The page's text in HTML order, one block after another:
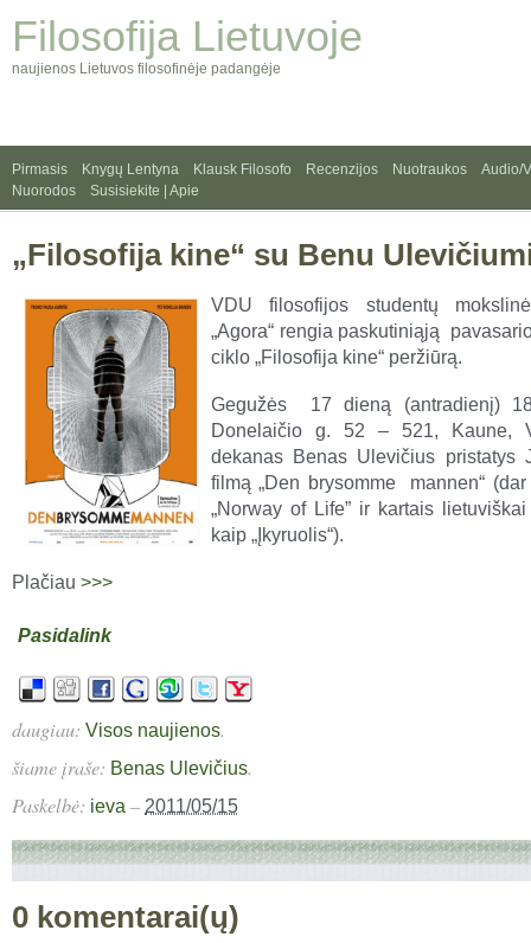
Filosofija Lietuvoje
naujienos Lietuvos filosofinėje padangėje
Pirmasis Knygų Lentyna Klausk Filosofo Recenzijos Nuotraukos
Audio/
Nuorodos
Susisiekite | Apie
„Filosofija kine“ su Benu
VDU filosofijos studentų
„Agora“ rengia paskutiniąją
ciklo „Filosofija kine“ peržiūrą.
Gegužės 17 dieną (antradienį)
Donelaičio g. 52 – 521, Kaune,
dekanas Benas Ulevičius pristatys
filmą „Den brysomme mannen“
„Norway of Life” ir kartais
kaip „Įkyruolis“).
Plačiau >>>
Pasidalink
daugiau: Visos naujienos.
šiame įraše: Benas Ulevičius.
Paskelbė: ieva – 2011/05/15
0 komentarai(ų)